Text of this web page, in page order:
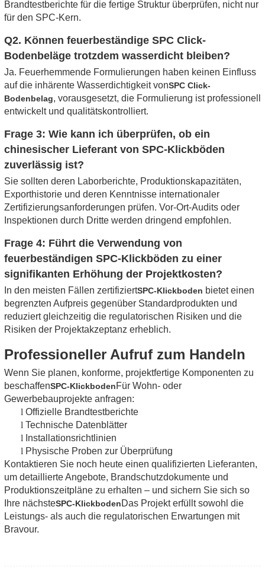
Brandtestberichte für die fertige Struktur überprüfen, nicht nur
für den SPC-Kern.
Q2. Können feuerbeständige SPC Click-
Bodenbeläge trotzdem wasserdicht bleiben?
Ja. Feuerhemmende Formulierungen haben keinen Einfluss
auf die inhärente Wasserdichtigkeit vonSPC Click-
Bodenbelag, vorausgesetzt, die Formulierung ist professionell
entwickelt und qualitätskontrolliert.
Frage 3: Wie kann ich überprüfen, ob ein
chinesischer Lieferant von SPC-Klickböden
zuverlässig ist?
Sie sollten deren Laborberichte, Produktionskapazitäten,
Exporthistorie und deren Kenntnisse internationaler
Zertifizierungsanforderungen prüfen. Vor-Ort-Audits oder
Inspektionen durch Dritte werden dringend empfohlen.
Frage 4: Führt die Verwendung von
feuerbeständigen SPC-Klickböden zu einer
signifikanten Erhöhung der Projektkosten?
In den meisten Fällen zertifiziertSPC-Klickboden bietet einen
begrenzten Aufpreis gegenüber Standardprodukten und
reduziert gleichzeitig die regulatorischen Risiken und die
Risiken der Projektakzeptanz erheblich.
Professioneller Aufruf zum Handeln
Wenn Sie planen, konforme, projektfertige Komponenten zu
beschaffenSPC-KlickbodenFür Wohn- oder
Gewerbebauprojekte anfragen:
l Offizielle Brandtestberichte
l Technische Datenblätter
l Installationsrichtlinien
l Physische Proben zur Überprüfung
Kontaktieren Sie noch heute einen qualifizierten Lieferanten,
um detaillierte Angebote, Brandschutzdokumente und
Produktionszeitpläne zu erhalten – und sichern Sie sich so
Ihre nächsteSPC-KlickbodenDas Projekt erfüllt sowohl die
Leistungs- als auch die regulatorischen Erwartungen mit
Bravour.